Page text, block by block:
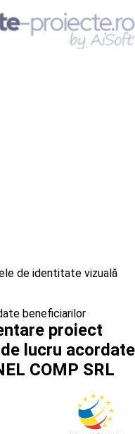
de identitate vizuală
beneficiarilor
proiect
lucru acordate
COMP SRL